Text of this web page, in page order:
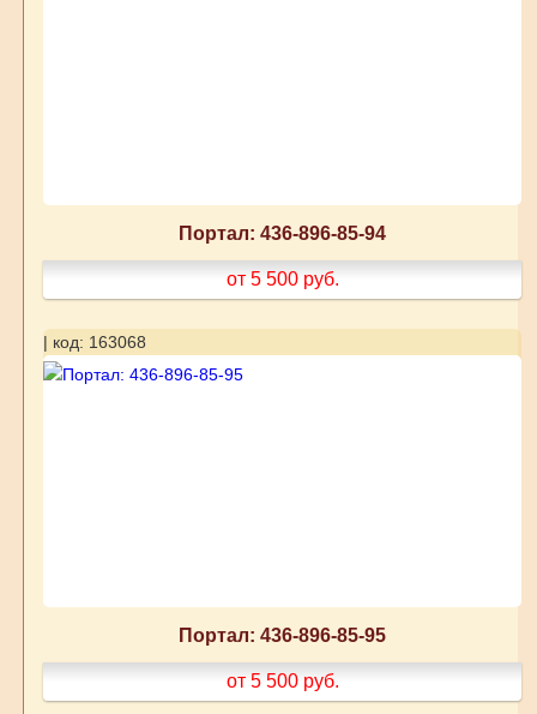
Портал: 436-896-85-94
от 5 500 руб.
| код: 163068
Портал: 436-896-85-95
от 5 500 руб.